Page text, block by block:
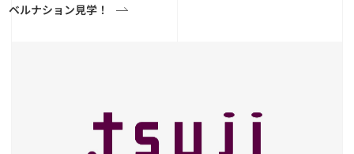
ベルナション見学！